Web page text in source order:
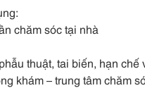
chăm sóc tại nhà
thuật, tai biến, hạn chế
khám – trung tâm chăm